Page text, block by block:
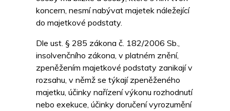
koncern, nesmí nabývat majetek náležející
do majetkové podstaty.
Dle ust. § 285 zákona č. 182/2006 Sb.,
insolvenčního zákona, v platném znění,
zpeněžením majetkové podstaty zanikají v
rozsahu, v němž se týkají zpeněženého
majetku, účinky nařízení výkonu rozhodnutí
nebo exekuce, účinky doručení vyrozumění